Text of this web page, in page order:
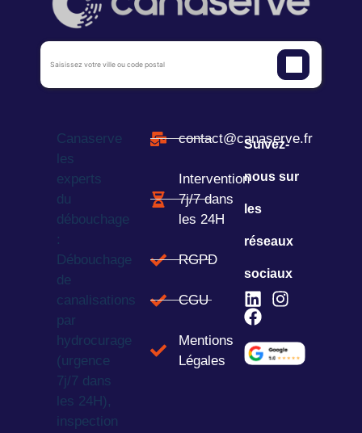
Canaserve
les
experts
du
débouchage
:
Débouchage
de
canalisations
par
hydrocurage
(urgence
7j/7 dans
les 24H),
inspection
contact@canaserve.fr
Intervention
7j/7 dans
les 24H
RGPD
CGU
Mentions
Légales
Suivez-
nous sur
les
réseaux
sociaux